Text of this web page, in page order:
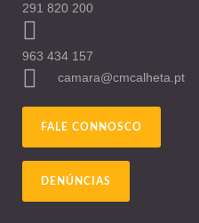
291 820 200
963 434 157
camara@cmcalheta.pt
FALE CONNOSCO
DENÚNCIAS